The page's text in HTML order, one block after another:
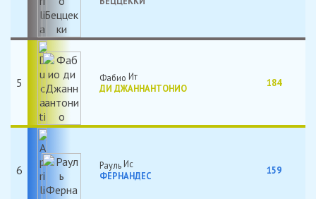
5
Фабио
ДИ ДЖАННАНТОНИО
184
6
Рауль
ФЕРНАНДЕС
159